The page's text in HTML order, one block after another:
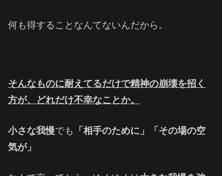
何も得することなんてないんだから。
そんなものに耐えてるだけで精神の崩壊を招く
方が、
どれだけ不幸なことか。
小さな我慢でも
「相手のために」「その場の空
気が」